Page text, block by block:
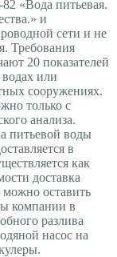
«Вода питьевая.
и
сети и не
Требования
20 показателей
или
сооружениях.
только с
анализа.
питьевой воды
в
как
доставка
оставить
компании в
разлива
насос на